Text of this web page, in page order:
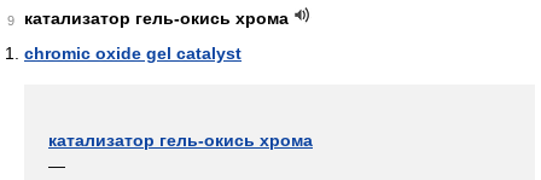
9
катализатор гель-окись хрома
chromic oxide gel catalyst
катализатор гель-окись хрома
—